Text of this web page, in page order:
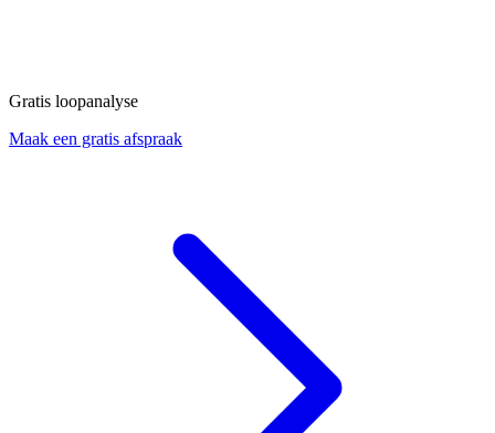
Gratis loopanalyse
Maak een gratis afspraak